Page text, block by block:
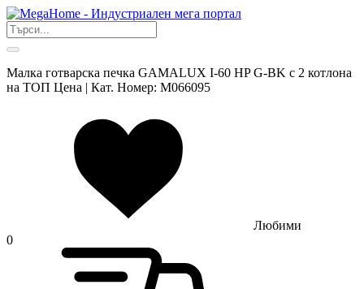
Малка готварска печка GAMALUX I-60 HP G-BK с 2 котлона
на ТОП Цена | Кат. Номер: M066095
Любими
0